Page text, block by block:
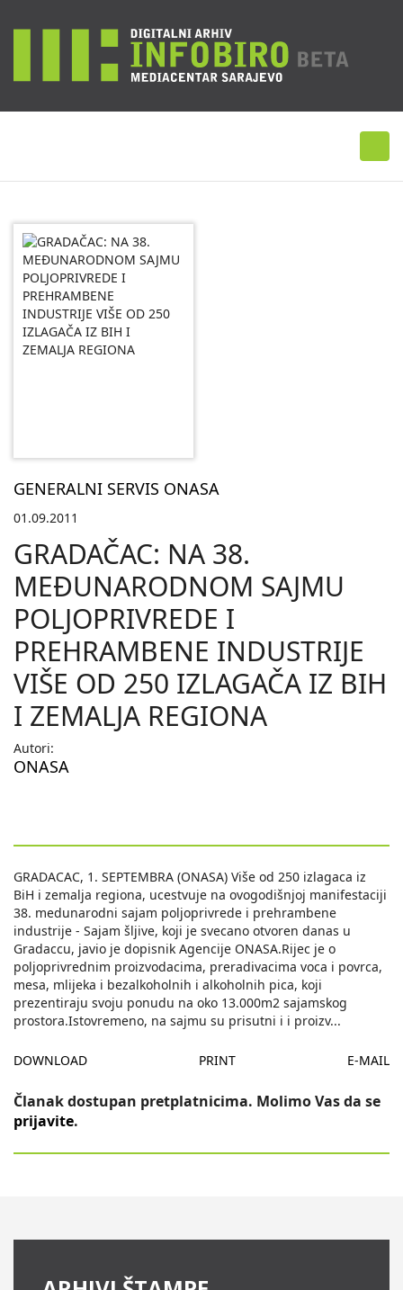
GENERALNI SERVIS ONASA
01.09.2011
GRADAČAC: NA 38.
MEÐUNARODNOM SAJMU
POLJOPRIVREDE I
PREHRAMBENE INDUSTRIJE
VIŠE OD 250 IZLAGAČA IZ BIH
I ZEMALJA REGIONA
Autori:
ONASA
GRADACAC, 1. SEPTEMBRA (ONASA) Više od 250 izlagaca iz
BiH i zemalja regiona, ucestvuje na ovogodišnjoj manifestaciji
38. medunarodni sajam poljoprivrede i prehrambene
industrije - Sajam šljive, koji je svecano otvoren danas u
Gradaccu, javio je dopisnik Agencije ONASA.Rijec je o
poljoprivrednim proizvodacima, preradivacima voca i povrca,
mesa, mlijeka i bezalkoholnih i alkoholnih pica, koji
prezentiraju svoju ponudu na oko 13.000m2 sajamskog
prostora.Istovremeno, na sajmu su prisutni i i proizv...
DOWNLOAD PRINT E-MAIL
Članak dostupan pretplatnicima. Molimo Vas da se
prijavite.